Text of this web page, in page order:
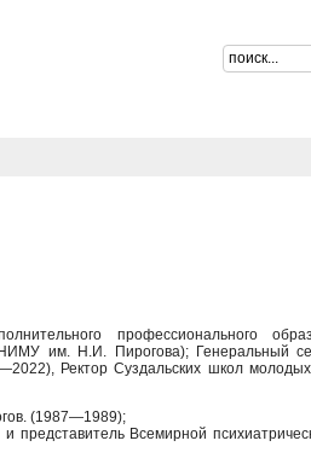
профессионального
им. Н.И. Пирогова); Генеральный
Ректор Суздальских школ
(1987—1989);
Всемирной